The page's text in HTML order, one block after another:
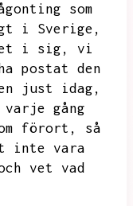
som
i Sverige,
i sig,
vi
postat den
just idag,
gång
förort,
så
inte vara
vet vad